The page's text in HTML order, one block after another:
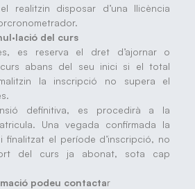
realitzin disposar d’una llicència
del curs
es reserva el dret d’ajornar o
abans del seu inici si el total
la inscripció no supera el
definitiva, es procedirà a la
Una vegada confirmada la
finalitzat el període d’inscripció, no
del curs ja abonat, sota cap
podeu contactar